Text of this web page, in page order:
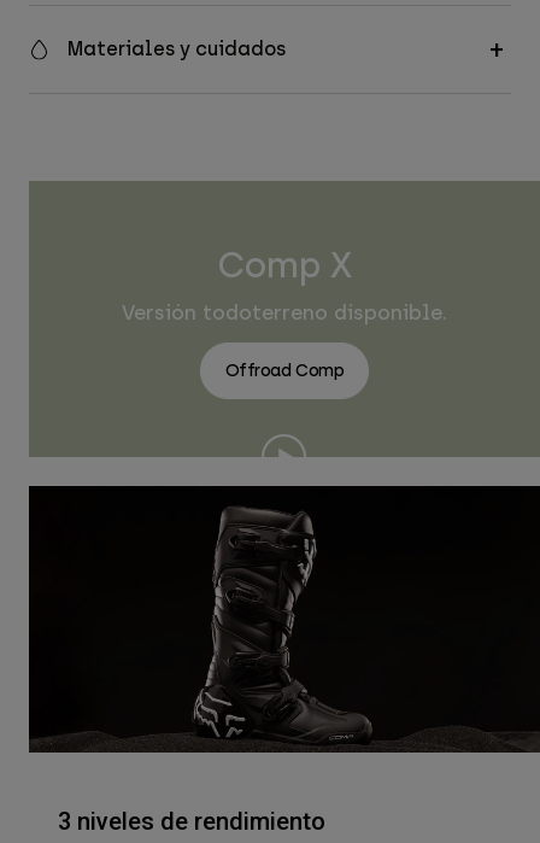
Materiales y cuidados
Comp X
Versión todoterreno disponible.
Offroad Comp
3 niveles de rendimiento